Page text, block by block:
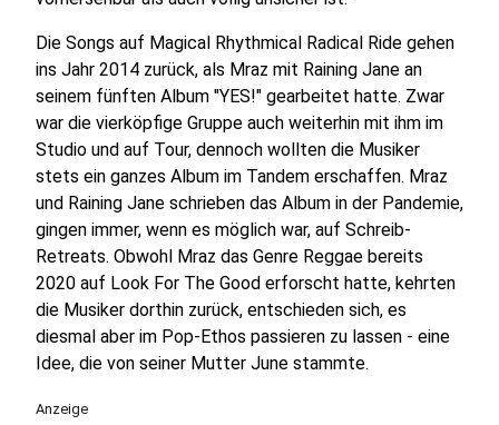
Die Songs auf Magical Rhythmical Radical Ride gehen
ins Jahr 2014 zurück, als Mraz mit Raining Jane an
seinem fünften Album "YES!" gearbeitet hatte. Zwar
war die vierköpfige Gruppe auch weiterhin mit ihm im
Studio und auf Tour, dennoch wollten die Musiker
stets ein ganzes Album im Tandem erschaffen. Mraz
und Raining Jane schrieben das Album in der Pandemie,
gingen immer, wenn es möglich war, auf Schreib-
Retreats. Obwohl Mraz das Genre Reggae bereits
2020 auf Look For The Good erforscht hatte, kehrten
die Musiker dorthin zurück, entschieden sich, es
diesmal aber im Pop-Ethos passieren zu lassen - eine
Idee, die von seiner Mutter June stammte.
Anzeige